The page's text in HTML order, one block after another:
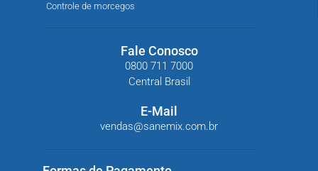
Controle de morcegos
Fale Conosco
0800 711 7000
Central Brasil
E-Mail
vendas@sanemix.com.br